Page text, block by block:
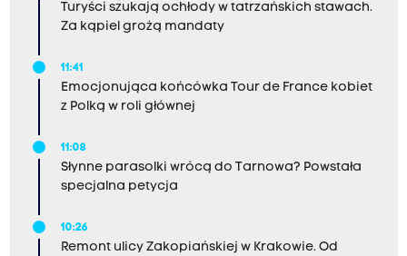
Turyści szukają ochłody w tatrzańskich stawach.
Za kąpiel grożą mandaty
11:41
Emocjonująca końcówka Tour de France kobiet
z Polką w roli głównej
11:08
Słynne parasolki wrócą do Tarnowa? Powstała
specjalna petycja
10:26
Remont ulicy Zakopiańskiej w Krakowie. Od